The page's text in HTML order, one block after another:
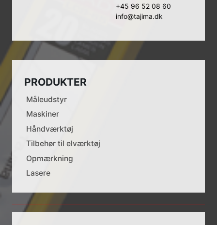
+45 96 52 08 60
info@tajima.dk
PRODUKTER
Måleudstyr
Maskiner
Håndværktøj
Tilbehør til elværktøj
Opmærkning
Lasere